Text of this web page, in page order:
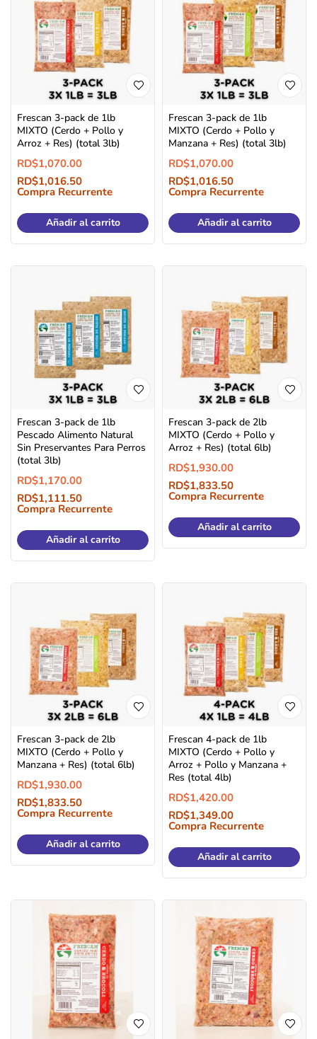
Frescan 3-pack de 1lb
MIXTO (Cerdo + Pollo y
Arroz + Res) (total 3lb)
RD$1,070.00
RD$1,016.50
Compra Recurrente
Añadir al carrito
Frescan 3-pack de 1lb
MIXTO (Cerdo + Pollo y
Manzana + Res) (total 3lb)
RD$1,070.00
RD$1,016.50
Compra Recurrente
Añadir al carrito
Frescan 3-pack de 1lb
Pescado Alimento Natural
Sin Preservantes Para Perros
(total 3lb)
RD$1,170.00
RD$1,111.50
Compra Recurrente
Añadir al carrito
Frescan 3-pack de 2lb
MIXTO (Cerdo + Pollo y
Arroz + Res) (total 6lb)
RD$1,930.00
RD$1,833.50
Compra Recurrente
Añadir al carrito
Frescan 3-pack de 2lb
MIXTO (Cerdo + Pollo y
Manzana + Res) (total 6lb)
RD$1,930.00
RD$1,833.50
Compra Recurrente
Añadir al carrito
Frescan 4-pack de 1lb
MIXTO (Cerdo + Pollo y
Arroz + Pollo y Manzana +
Res (total 4lb)
RD$1,420.00
RD$1,349.00
Compra Recurrente
Añadir al carrito